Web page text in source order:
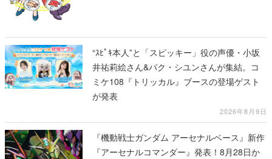
“ｽﾋﾟｷ本人”と「スピッキー」役の声優・小坂
井祐莉絵さん&パク・シユンさんが集結。コ
ミケ108『トリッカル』ブースの登場ゲスト
が発表
2026年8月9日
『機動戦士ガンダム アーセナルベース』新作
『アーセナルコマンダー』発表！8月28日か